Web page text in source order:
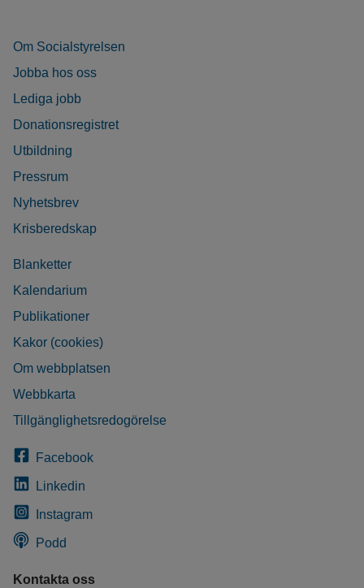
Om Socialstyrelsen
Jobba hos oss
Lediga jobb
Donationsregistret
Utbildning
Pressrum
Nyhetsbrev
Krisberedskap
Blanketter
Kalendarium
Publikationer
Kakor (cookies)
Om webbplatsen
Webbkarta
Tillgänglighetsredogörelse
Facebook
Linkedin
Instagram
Podd
Kontakta oss